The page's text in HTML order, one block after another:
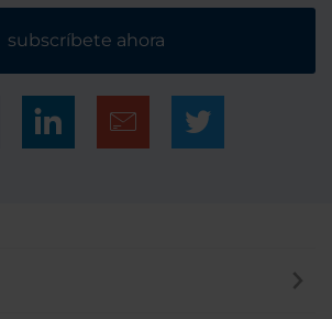
subscríbete ahora